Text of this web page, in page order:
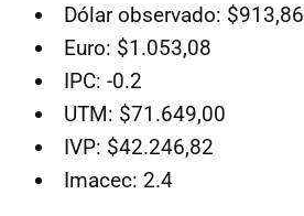
Dólar observado: $913,86
Euro: $1.053,08
IPC: -0.2
UTM: $71.649,00
IVP: $42.246,82
Imacec: 2.4